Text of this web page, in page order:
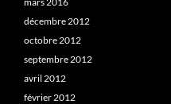
décembre 2012
octobre 2012
septembre 2012
avril 2012
février 2012